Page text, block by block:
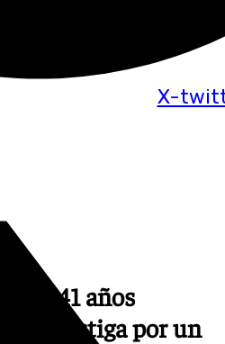
X-
de 41 años
lo investiga por un